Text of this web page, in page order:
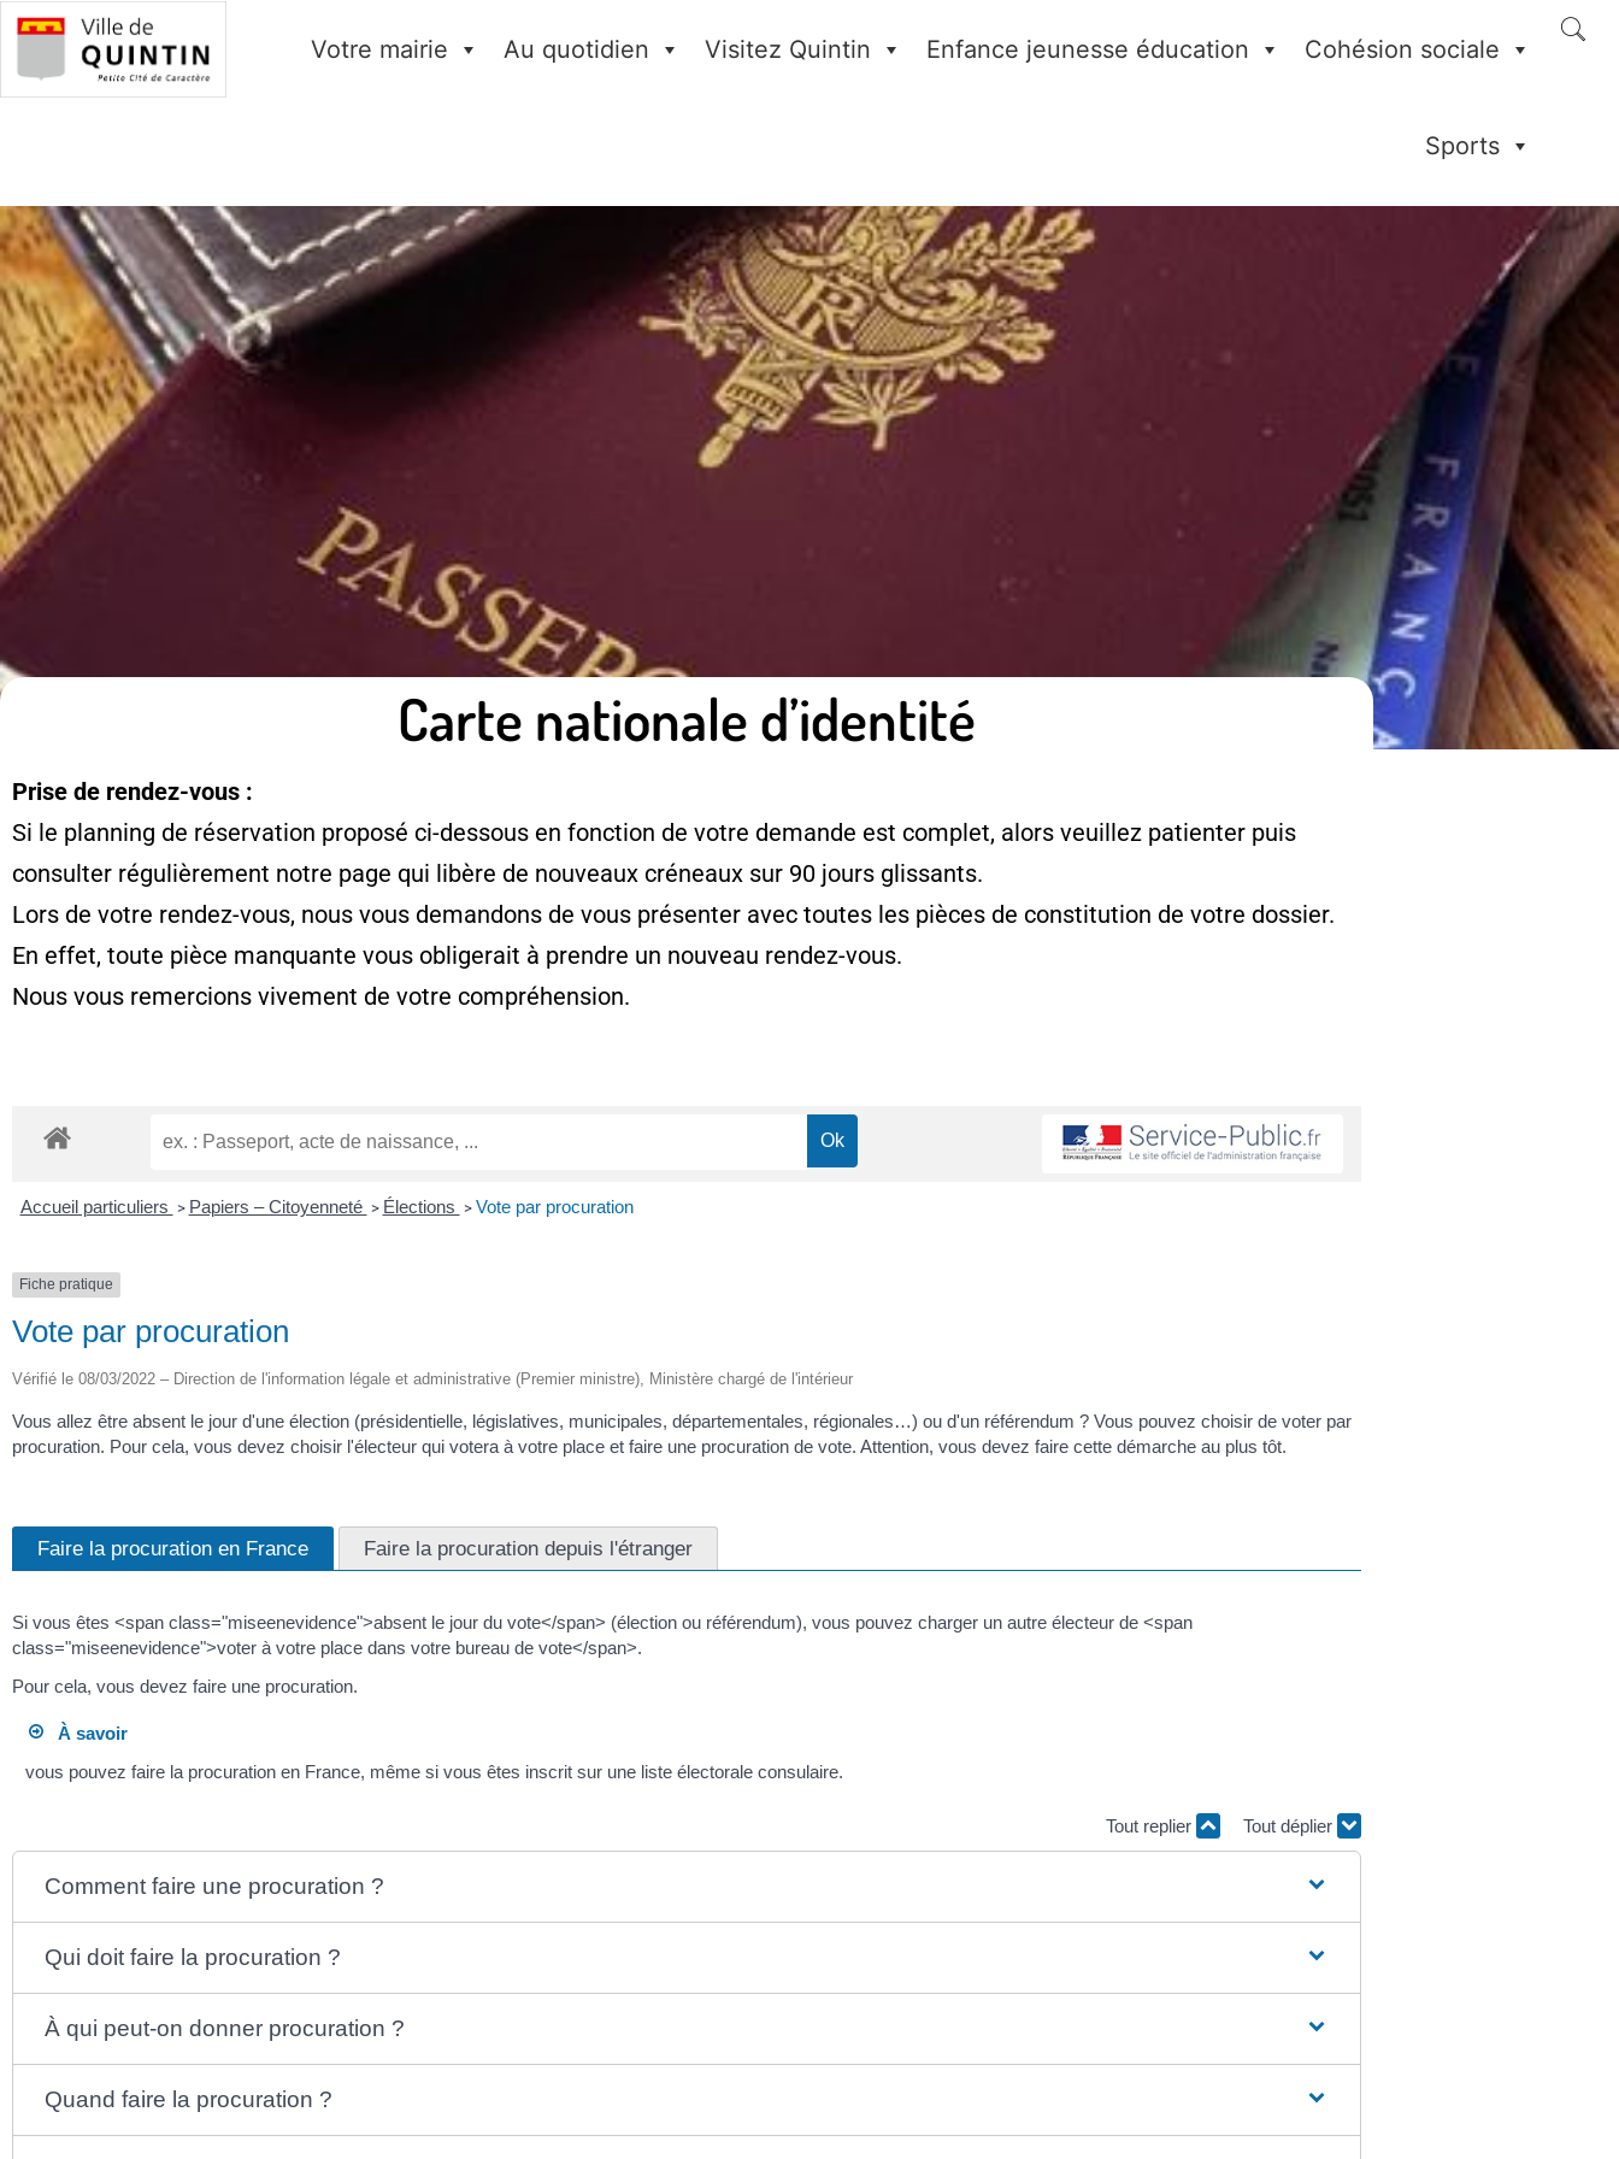
Votre mairie Au quotidien Visitez Quintin Enfance jeunesse éducation Cohésion sociale
Sports
Carte nationale d’identité
Prise de rendez-vous :
Si le planning de réservation proposé ci-dessous en fonction de votre demande est complet, alors veuillez patienter puis
consulter régulièrement notre page qui libère de nouveaux créneaux sur 90 jours glissants.
Lors de votre rendez-vous, nous vous demandons de vous présenter avec toutes les pièces de constitution de votre dossier.
En effet, toute pièce manquante vous obligerait à prendre un nouveau rendez-vous.
Nous vous remercions vivement de votre compréhension.
Accueil particuliers > Papiers – Citoyenneté > Élections > Vote par procuration
Fiche pratique
Vote par procuration
Vérifié le 08/03/2022 – Direction de l'information légale et administrative (Premier ministre), Ministère chargé de l'intérieur
Vous allez être absent le jour d'une élection (présidentielle, législatives, municipales, départementales, régionales…) ou d'un référendum ? Vous pouvez choisir de voter par
procuration. Pour cela, vous devez choisir l'électeur qui votera à votre place et faire une procuration de vote. Attention, vous devez faire cette démarche au plus tôt.
Faire la procuration en France Faire la procuration depuis l'étranger
Si vous êtes <span class="miseenevidence">absent le jour du vote</span> (élection ou référendum), vous pouvez charger un autre électeur de <span
class="miseenevidence">voter à votre place dans votre bureau de vote</span>.
Pour cela, vous devez faire une procuration.
À savoir
vous pouvez faire la procuration en France, même si vous êtes inscrit sur une liste électorale consulaire.
Tout replier Tout déplier
Comment faire une procuration ?
Qui doit faire la procuration ?
À qui peut-on donner procuration ?
Quand faire la procuration ?